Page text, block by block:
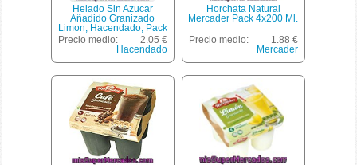
Helado Sin Azucar
Añadido Granizado
Limon, Hacendado, Pack
6 U - 1200 Cc
Precio medio:
2.05 €
Hacendado
Horchata Natural
Mercader Pack 4x200 Ml.
Precio medio:
1.88 €
Mercader